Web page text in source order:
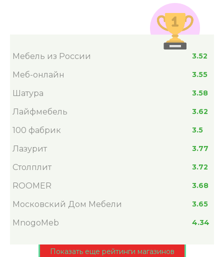
Мебель из России 3.52
Меб-онлайн 3.55
Шатура 3.58
Лайфмебель 3.62
100 фабрик 3.5
Лазурит 3.77
Столплит 3.72
ROOMER 3.68
Московский Дом Мебели 3.65
MnogoMeb 4.34
Показать еще рейтинги магазинов